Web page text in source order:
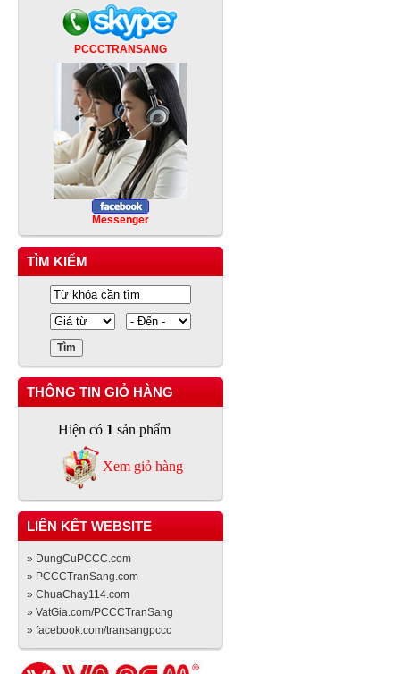
PCCCTRANSANG
Messenger
TÌM KIẾM
THÔNG TIN GIỎ HÀNG
Hiện có 1 sản phẩm
Xem giỏ hàng
LIÊN KẾT WEBSITE
» DungCuPCCC.com
» PCCCTranSang.com
» ChuaChay114.com
» VatGia.com/PCCCTranSang
» facebook.com/transangpccc